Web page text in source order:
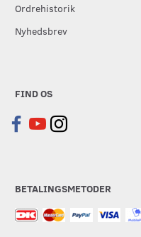
Ordrehistorik
Nyhedsbrev
FIND OS
BETALINGSMETODER